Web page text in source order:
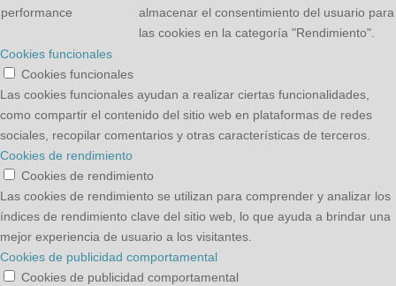
performance
almacenar el consentimiento del usuario para
las cookies en la categoría "Rendimiento".
Cookies funcionales
Cookies funcionales
Las cookies funcionales ayudan a realizar ciertas funcionalidades,
como compartir el contenido del sitio web en plataformas de redes
sociales, recopilar comentarios y otras características de terceros.
Cookies de rendimiento
Cookies de rendimiento
Las cookies de rendimiento se utilizan para comprender y analizar los
índices de rendimiento clave del sitio web, lo que ayuda a brindar una
mejor experiencia de usuario a los visitantes.
Cookies de publicidad comportamental
Cookies de publicidad comportamental